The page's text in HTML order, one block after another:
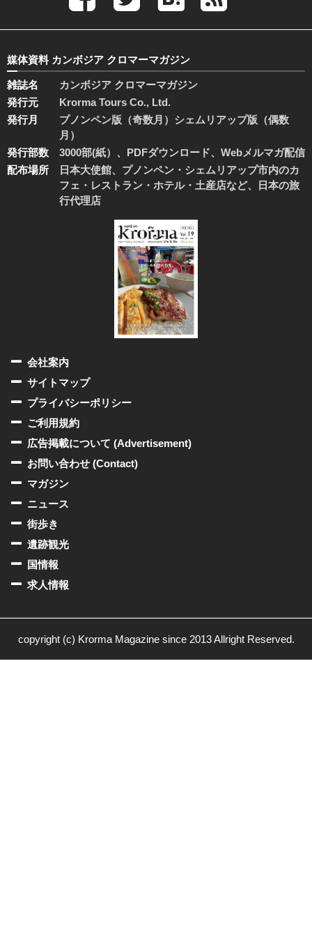
媒体資料 カンボジア クロマーマガジン
雑誌名
カンボジア クロマーマガジン
発行元
Krorma Tours Co., Ltd.
発行月
プノンペン版（奇数月）シェムリアップ版（偶数
月）
発行部数
3000部(紙）、PDFダウンロード、Webメルマガ配信
配布場所
日本大使館、プノンペン・シェムリアップ市内のカ
フェ・レストラン・ホテル・土産店など、日本の旅
行代理店
会社案内
サイトマップ
プライバシーポリシー
ご利用規約
広告掲載について (Advertisement)
お問い合わせ (Contact)
マガジン
ニュース
街歩き
遺跡観光
国情報
求人情報
copyright (c) Krorma Magazine since 2013 Allright Reserved.